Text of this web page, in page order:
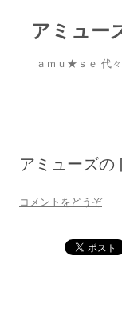
アミュー
ａｍｕ★ｓｅ 代
アミューズの
コメントをどうぞ